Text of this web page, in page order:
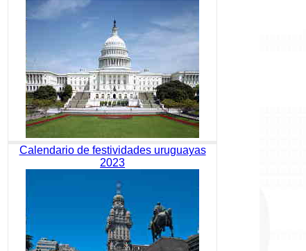
Calendario de festividades uruguayas
2023